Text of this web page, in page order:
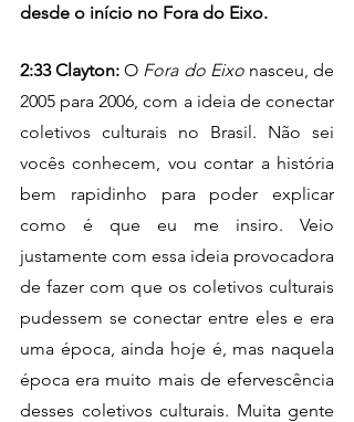
desde o início no Fora do Eixo.
2:33 Clayton: O Fora do Eixo nasceu, de
2005 para 2006, com a ideia de conectar
coletivos culturais no Brasil. Não sei
vocês conhecem, vou contar a história
bem rapidinho para poder explicar
como é que eu me insiro. Veio
justamente com essa ideia provocadora
de fazer com que os coletivos culturais
pudessem se conectar entre eles e era
uma época, ainda hoje é, mas naquela
época era muito mais de efervescência
desses coletivos culturais. Muita gente